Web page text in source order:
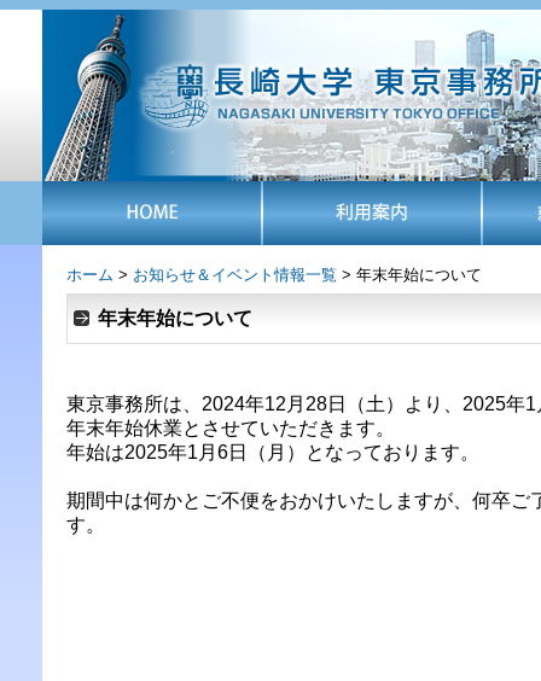
ホーム > お知らせ＆イベント情報一覧 > 年末年始について
年末年始について
東京事務所は、2024年12月28日（土）より、2025年
年末年始休業とさせていただきます。
年始は2025年1月6日（月）となっております。
期間中は何かとご不便をおかけいたしますが、何卒ご
す。